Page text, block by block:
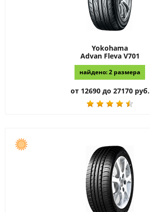
Yokohama
Advan Fleva V701
найдено: 2 размера
от 12690 до 27170 руб.